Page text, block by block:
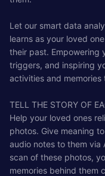
Let our smart data
learns as your loved
their past. Empowering
triggers, and inspiring
activities and memories
TELL THE STORY OF
Help your loved ones
photos. Give meaning
audio notes to them via
scan of these photos,
memories behind them